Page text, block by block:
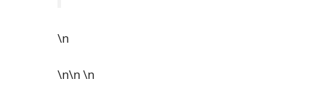
\n
\n\n\n